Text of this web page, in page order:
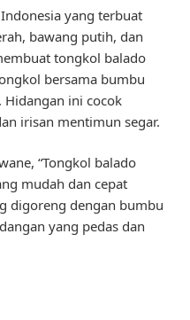
yang terbuat
bawang putih, dan
tongkol balado
bersama bumbu
Hidangan ini cocok
irisan mentimun segar.
“Tongkol balado
mudah dan cepat
digoreng dengan bumbu
yang pedas dan